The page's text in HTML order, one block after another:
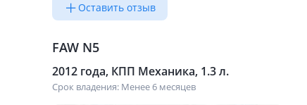
Оставить отзыв
FAW N5
2012 года, КПП Механика, 1.3 л.
Срок владения: Менее 6 месяцев